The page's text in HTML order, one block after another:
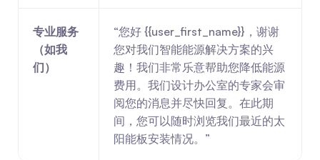
专业服务
（如我
们）
“您好 {{user_first_name}}，谢谢
您对我们智能能源解决方案的兴
趣！我们非常乐意帮助您降低能源
费用。我们设计办公室的专家会审
阅您的消息并尽快回复。在此期
间，您可以随时浏览我们最近的太
阳能板安装情况。”